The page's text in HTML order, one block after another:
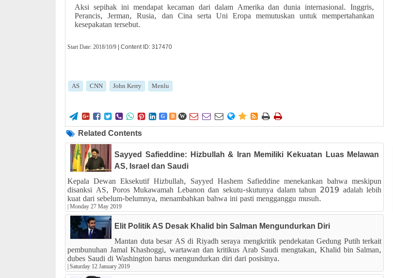
Aksi sepihak ini mendapat kecaman dari dalam Amerika dan dunia internasional. Inggris,
Perancis, Jerman, Rusia, dan Cina serta Uni Eropa memutuskan untuk mempertahankan
kesepakatan tersebut.
Start Date:2018/10/9 | Content ID: 317470
AS CNN John Kerry Menlu
        G B W        
Related Contents
Sayyed Safieddine: Hizbullah & Iran Memiliki Kekuatan Luas Melawan
AS, Israel dan Saudi
Kepala Dewan Eksekutif Hizbullah, Sayyed Hashem Safieddine menekankan bahwa meskipun
disanksi AS, Poros Mukawamah Lebanon dan sekutu-skutunya dalam tahun 2019 adalah lebih
kuat dari sebelum-belumnya, menambahkan bahwa ini pasti mengganggu musuh.
|Monday 27 May 2019
Elit Politik AS Desak Khalid bin Salman Mengundurkan Diri
Mantan duta besar AS di Riyadh seraya mengkritik pendekatan Gedung Putih terkait
pembunuhan Jamal Khashoggi, wartawan dan kritikus Arab Saudi mengtakan, Khalid bin Salman,
dubes Saudi di Washington harus mengundurkan diri dari posisinya.
|Saturday 12 January 2019